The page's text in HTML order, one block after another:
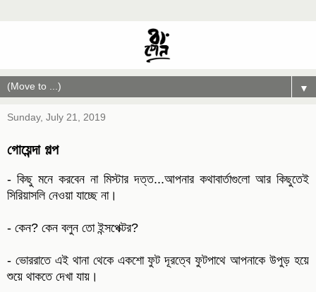
▼
Sunday, July 21, 2019
গোয়েন্দা গল্প
- কিছু মনে করবেন না মিস্টার দত্ত...আপনার কথাবার্তাগুলো আর কিছুতেই
সিরিয়াসলি নেওয়া যাচ্ছে না।
- কেন? কেন বলুন তো ইন্সপেক্টর?
- ভোররাতে এই থানা থেকে একশো ফুট দূরত্বে ফুটপাথে আপনাকে উপুড় হয়ে
শুয়ে থাকতে দেখা যায়।